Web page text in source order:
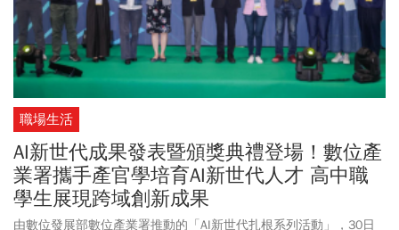
職場生活
AI新世代成果發表暨頒獎典禮登場！數位產
業署攜手產官學培育AI新世代人才 高中職
學生展現跨域創新成果
由數位發展部數位產業署推動的「AI新世代扎根系列活動」，30日